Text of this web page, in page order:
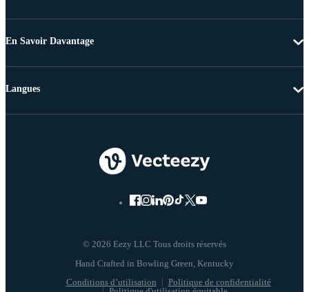
En Savoir Davantage
© 2026 Eezy LLC Tous droits réservés
Conditions d’utilisation
Politique de confidentialité
Langues